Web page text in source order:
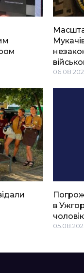
в